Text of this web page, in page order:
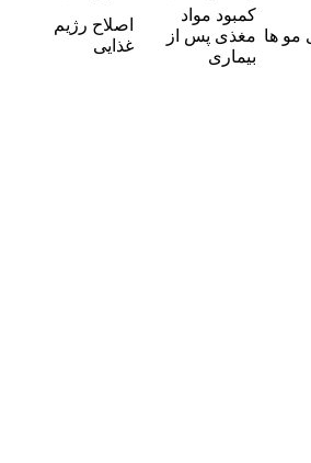
ها
کمبود مواد
مغذی پس از
بیماری
اصلاح رژیم
غذایی